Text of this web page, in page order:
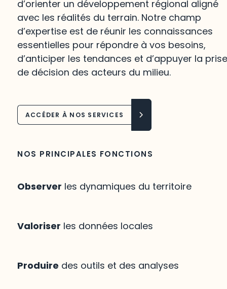
d’orienter un développement régional aligné
avec les réalités du terrain. Notre champ
d’expertise est de réunir les connaissances
essentielles pour répondre à vos besoins,
d’anticiper les tendances et d’appuyer la
de décision des acteurs du milieu.
ACCÉDER À NOS SERVICES
NOS PRINCIPALES FONCTIONS
Observer les dynamiques du territoire
Valoriser les données locales
Produire des outils et des analyses